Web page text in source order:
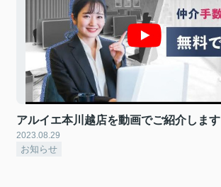
アルイエ本川越店を動画でご紹介します
2023.08.29
お知らせ